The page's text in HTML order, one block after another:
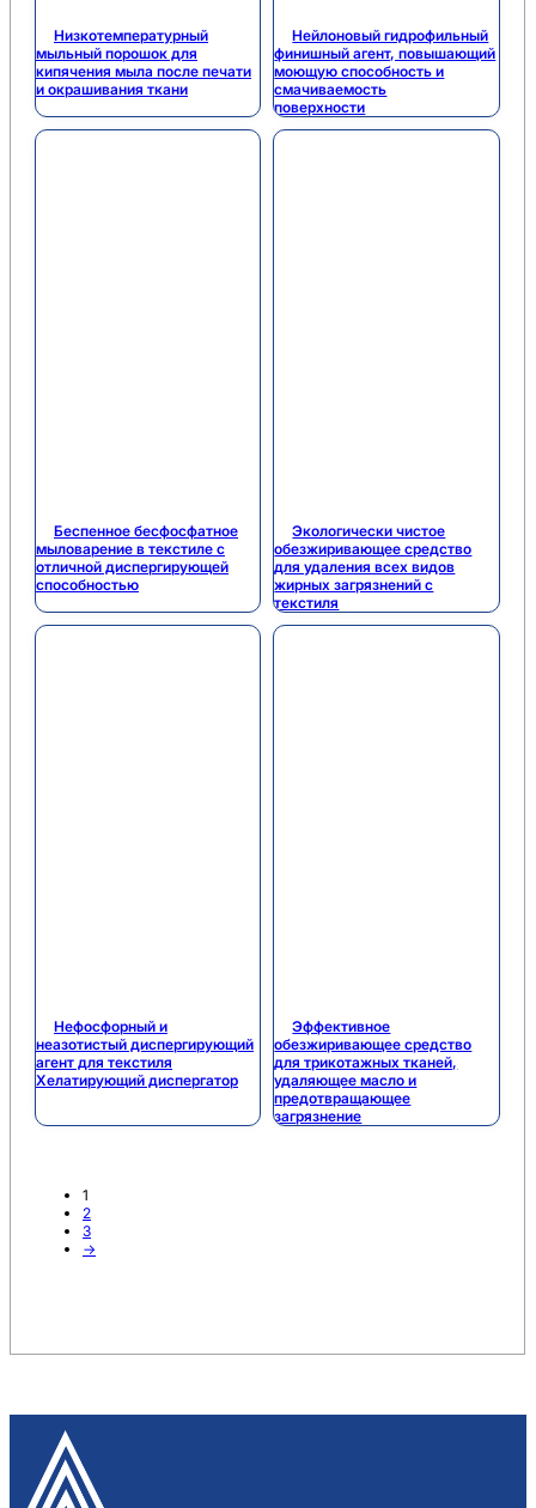
Низкотемпературный
мыльный порошок для
кипячения мыла после печати
и окрашивания ткани
Нейлоновый гидрофильный
финишный агент, повышающий
моющую способность и
смачиваемость
поверхности
Беспенное бесфосфатное
мыловарение в текстиле с
отличной диспергирующей
способностью
Экологически чистое
обезжиривающее средство
для удаления всех видов
жирных загрязнений с
текстиля
Нефосфорный и
неазотистый диспергирующий
агент для текстиля
Хелатирующий диспергатор
Эффективное
обезжиривающее средство
для трикотажных тканей,
удаляющее масло и
предотвращающее
загрязнение
1
2
3
→